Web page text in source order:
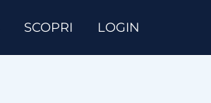
SCOPRI LOGIN